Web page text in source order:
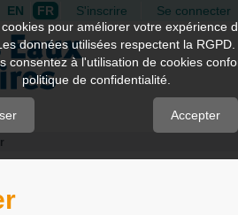
EN FR S'inscrire Se connecter
pour améliorer votre expérience
données utilisées respectent la
consentez à l'utilisation de cookies
politique de confidentialité.
Accepter